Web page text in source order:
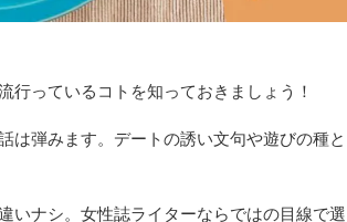
行っているコトを知っておきましょう！
は弾みます。デートの誘い文句や遊びの種と
いナシ。女性誌ライターならではの目線で選